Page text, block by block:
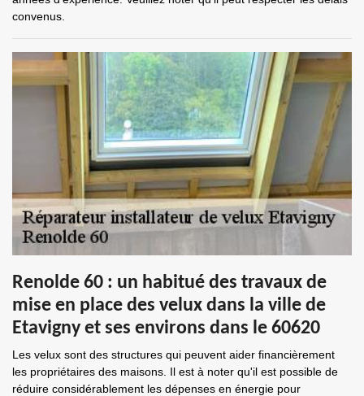
convenus.
Renolde 60 : un habitué des travaux de
mise en place des velux dans la ville de
Etavigny et ses environs dans le 60620
Les velux sont des structures qui peuvent aider financièrement
les propriétaires des maisons. Il est à noter qu'il est possible de
réduire considérablement les dépenses en énergie pour